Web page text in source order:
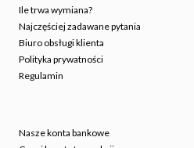
Ile trwa wymiana?
Najczęściej zadawane pytania
Biuro obsługi klienta
Polityka prywatności
Regulamin
Nasze konta bankowe